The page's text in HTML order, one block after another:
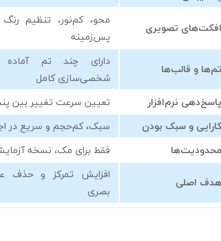
افکت‌های تصویری
محو، کم‌نور، تنظیم
پس‌زمینه
تم‌ها و قالب‌ها
دارای چند تم
شخصی‌سازی کامل
پاسخ‌دهی نرم‌افزار
تعیین سرعت تغییر بین
کارایی و سبک بودن
سبک، کم‌حجم و سریع در
محدودیت‌ها
فقط برای مک، نسخه
هدف اصلی
افزایش تمرکز و حذف
بصری